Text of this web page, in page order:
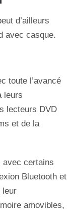
d’ailleurs
avec casque.
toute l’avancé
leurs
lecteurs DVD
et de la
avec certains
Bluetooth et
leur
amovibles,